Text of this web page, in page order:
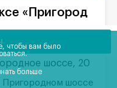
шоссе, 20
Пригородном шоссе
чтобы вам было
больше